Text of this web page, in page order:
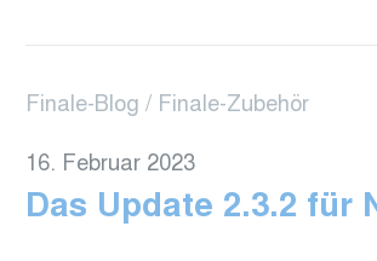
Finale-Blog
Finale-Zubehör
16. Februar 2023
Das Update 2.3.2 für